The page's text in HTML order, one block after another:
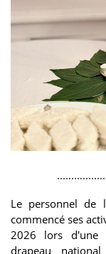
Le personnel de
commencé ses
2026 lors d'une
drapeau